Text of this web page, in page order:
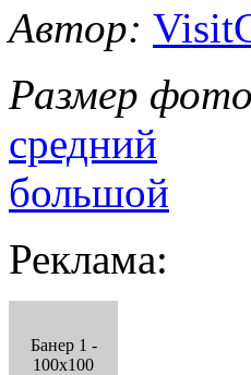
Автор:
Размер
средний
большой
Реклама:
Банер 1 -
100x100